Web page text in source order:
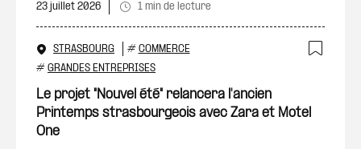
23 juillet 2026 1 min de lecture
STRASBOURG # COMMERCE
# GRANDES ENTREPRISES
Le projet "Nouvel été" relancera l'ancien
Printemps strasbourgeois avec Zara et Motel
One